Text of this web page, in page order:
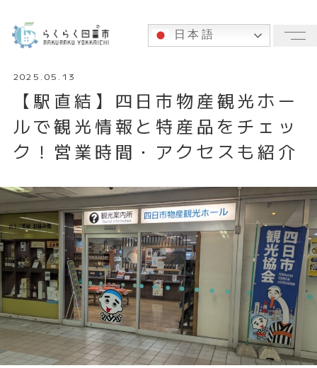
日本語
2025.05.13
【駅直結】四日市物産観光ホー
ルで観光情報と特産品をチェッ
ク！営業時間・アクセスも紹介